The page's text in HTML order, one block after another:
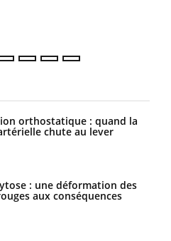
orthostatique : quand la
chute au lever
: une déformation des
aux conséquences